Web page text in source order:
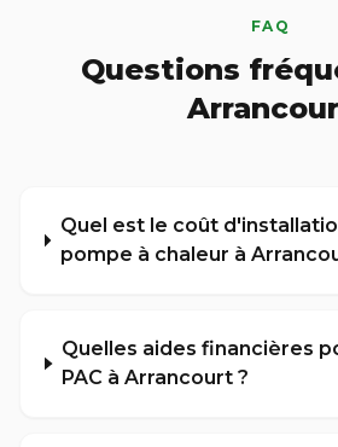
FAQ
Questions
Quel est le coût
pompe à chaleur à
Quelles aides financières
PAC à Arrancourt ?